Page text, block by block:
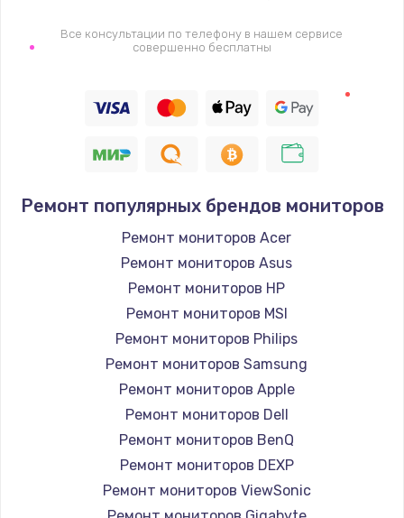
1400 руб.
Заказать
Восстановление цепи питания, пайка
880 руб.
Программный ремонт/прошивка
Заказать
Замена Bluetooth/Wi-Fi модуля
800 руб.
Заказать
Замена картридера
890 руб.
Все консультации по телефону в нашем сервисе
совершенно бесплатны
Ремонт популярных брендов мониторов
Ремонт мониторов Acer
Ремонт мониторов Asus
Ремонт мониторов HP
Ремонт мониторов MSI
Ремонт мониторов Philips
Ремонт мониторов Samsung
Ремонт мониторов Apple
Ремонт мониторов Dell
Ремонт мониторов BenQ
Ремонт мониторов DEXP
Ремонт мониторов ViewSonic